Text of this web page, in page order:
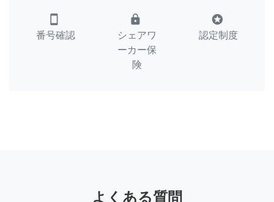
smartphone
番号確認
lock
シェアワ
ーカー保
険
stars
認定制度
よくある質問